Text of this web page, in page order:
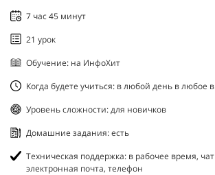
7 час 45 минут
21 урок
Обучение: на ИнфоХит
Когда будете учиться: в любой день в любое
Уровень сложности: для новичков
Домашние задания: есть
Техническая поддержка: в рабочее время,
электронная почта, телефон